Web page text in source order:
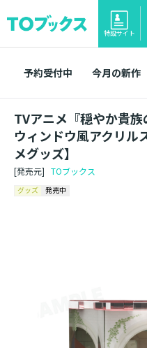
特設サイト
予約受付中 今月の新作
TVアニメ『穏やか貴
ウィンドウ風アクリ
メグッズ】
[発売元] TOブックス
グッズ 発売中